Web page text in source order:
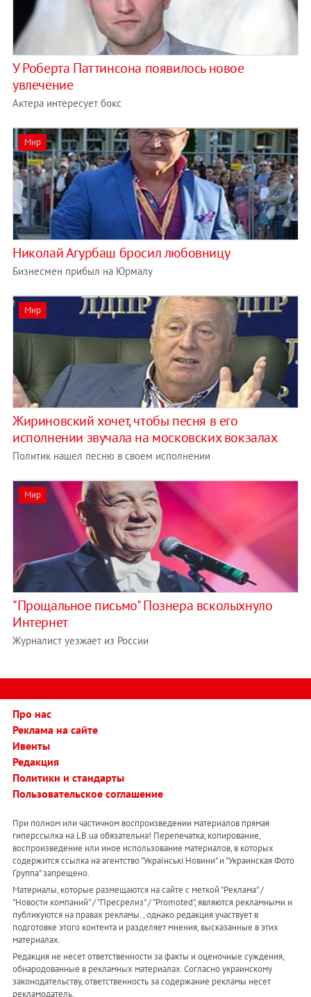
У Роберта Паттинсона появилось новое
увлечение
Актера интересует бокс
Мир
Николай Агурбаш бросил любовницу
Бизнесмен прибыл на Юрмалу
Мир
Жириновский хочет, чтобы песня в его
исполнении звучала на московских вокзалах
Политик нашел песню в своем исполнении
Мир
"Прощальное письмо" Познера всколыхнуло
Интернет
Журналист уезжает из России
Про нас
Реклама на сайте
Ивенты
Редакция
Политики и стандарты
Пользовательское соглашение
При полном или частичном воспроизведении материалов прямая
гиперссылка на LB.ua обязательна! Перепечатка, копирование,
воспроизведение или иное использование материалов, в которых
содержится ссылка на агентство "Українськi Новини" и "Украинская Фото
Группа" запрещено.
Материалы, которые размещаются на сайте с меткой "Реклама" /
"Новости компаний" / "Пресрелиз" / "Promoted", являются рекламными и
публикуются на правах рекламы. , однако редакция участвует в
подготовке этого контента и разделяет мнения, высказанные в этих
материалах.
Редакция не несет ответственности за факты и оценочные суждения,
обнародованные в рекламных материалах. Согласно украинскому
законодательству, ответственность за содержание рекламы несет
рекламодатель.